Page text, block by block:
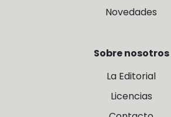
Novedades
Sobre nosotros
La Editorial
Licencias